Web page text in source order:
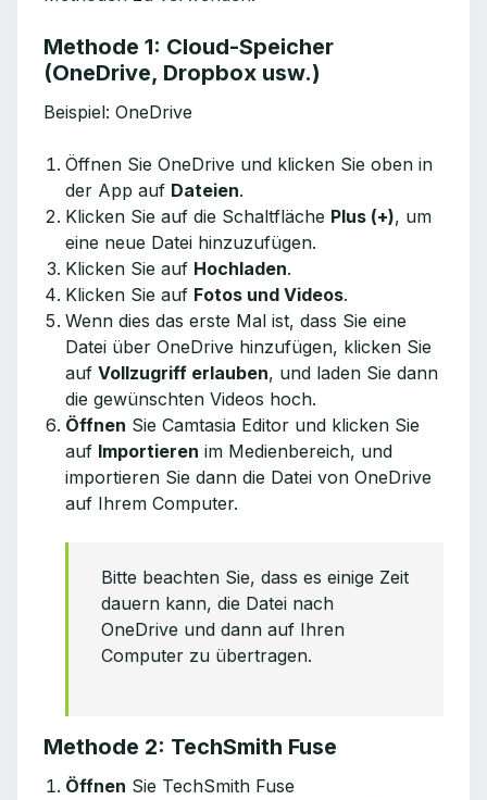
Methode 1: Cloud-Speicher
(OneDrive, Dropbox usw.)
Beispiel: OneDrive
Öffnen Sie OneDrive und klicken Sie oben in
der App auf Dateien.
Klicken Sie auf die Schaltfläche Plus (+), um
eine neue Datei hinzuzufügen.
Klicken Sie auf Hochladen.
Klicken Sie auf Fotos und Videos.
Wenn dies das erste Mal ist, dass Sie eine
Datei über OneDrive hinzufügen, klicken Sie
auf Vollzugriff erlauben, und laden Sie dann
die gewünschten Videos hoch.
Öffnen Sie Camtasia Editor und klicken Sie
auf Importieren im Medienbereich, und
importieren Sie dann die Datei von OneDrive
auf Ihrem Computer.
Bitte beachten Sie, dass es einige Zeit
dauern kann, die Datei nach
OneDrive und dann auf Ihren
Computer zu übertragen.
Methode 2: TechSmith Fuse
Öffnen Sie TechSmith Fuse